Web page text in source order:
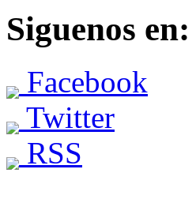
Siguenos en:
Facebook
Twitter
RSS